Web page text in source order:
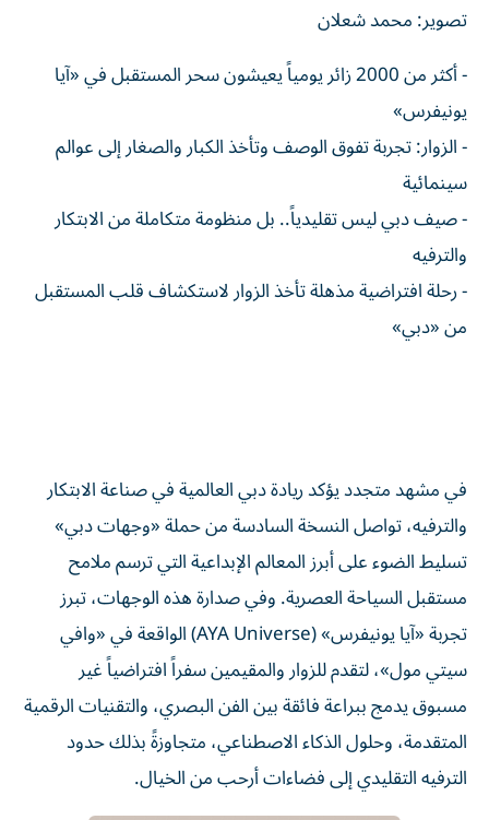
تصوير: محمد شعلان
- أكثر من 2000 زائر يومياً يعيشون سحر المستقبل في «آيا
يونيفرس»
- الزوار: تجربة تفوق الوصف وتأخذ الكبار والصغار إلى عوالم
سينمائية
- صيف دبي ليس تقليدياً.. بل منظومة متكاملة من الابتكار
والترفيه
- رحلة افتراضية مذهلة تأخذ الزوار لاستكشاف قلب المستقبل
من «دبي»
في مشهد متجدد يؤكد ريادة دبي العالمية في صناعة الابتكار
والترفيه، تواصل النسخة السادسة من حملة «وجهات دبي»
تسليط الضوء على أبرز المعالم الإبداعية التي ترسم ملامح
مستقبل السياحة العصرية. وفي صدارة هذه الوجهات، تبرز
تجربة «آيا يونيفرس» (AYA Universe) الواقعة في «وافي
سيتي مول»، لتقدم للزوار والمقيمين سفراً افتراضياً غير
مسبوق يدمج ببراعة فائقة بين الفن البصري، والتقنيات الرقمية
المتقدمة، وحلول الذكاء الاصطناعي، متجاوزةً بذلك حدود
الترفيه التقليدي إلى فضاءات أرحب من الخيال.